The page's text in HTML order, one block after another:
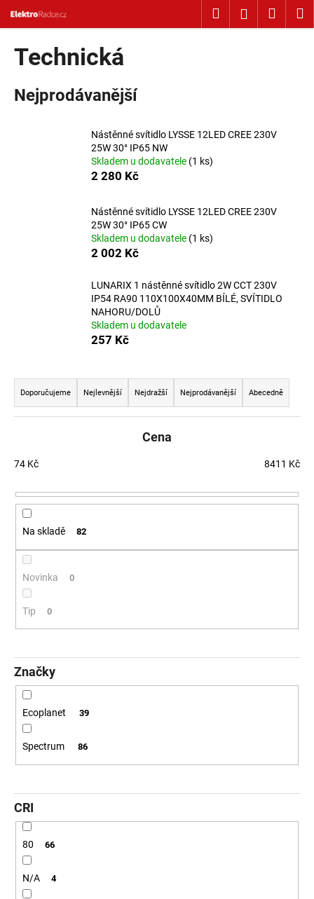
Hledat Přihlášení
Technická
Nejprodávanější
Nástěnné svítidlo LYSSE 12LED CREE 230V
25W 30° IP65 NW
Skladem u dodavatele (1 ks)
2 280 Kč
Nástěnné svítidlo LYSSE 12LED CREE 230V
25W 30° IP65 CW
Skladem u dodavatele (1 ks)
2 002 Kč
LUNARIX 1 nástěnné svítidlo 2W CCT 230V
IP54 RA90 110X100X40MM BÍLÉ, SVÍTIDLO
NAHORU/DOLŮ
Skladem u dodavatele
257 Kč
Řazení produktů
Doporučujeme Nejlevnější Nejdražší Nejprodávanější Abecedně
Cena
74 Kč 8411 Kč
Na skladě 82
Novinka 0
Tip 0
Značky
Ecoplanet 39
Spectrum 86
CRI
80 66
N/A 4
Košík
o
?
o
č
j
e
m
VÝPRODEJ
MAGLINE
II
60,
DALI
TW
24W
3000K-
4000K